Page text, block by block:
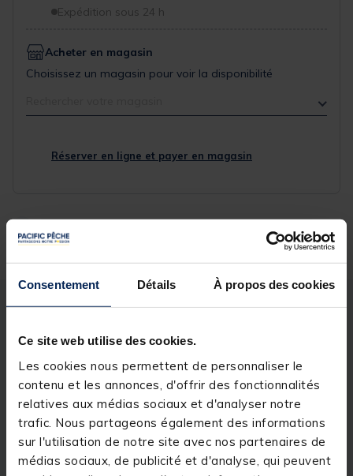
Consentement Détails À propos des cookies
Ce site web utilise des cookies.
Les cookies nous permettent de personnaliser le
contenu et les annonces, d'offrir des fonctionnalités
relatives aux médias sociaux et d'analyser notre
trafic. Nous partageons également des informations
sur l'utilisation de notre site avec nos partenaires de
médias sociaux, de publicité et d'analyse, qui peuvent
Expédition sous 24 h
Acheter en magasin
Choisissez un magasin pour voir la disponibilité
Réserver en ligne et payer en magasin
Retour gratuit, 1 mois pour changer d’avis
Description & détails
Description
La BASSPARA X 632M est une canne très technique
possédant avec un excellent rapport qualité/prix. Sa
longueur et sa plage de puissance en font une